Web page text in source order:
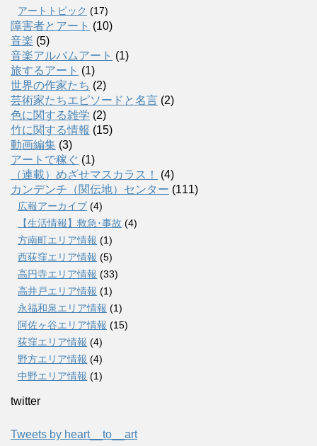
アートトピック (17)
障害者とアート (10)
音楽 (5)
音楽アルバムアート (1)
旅するアート (1)
世界の作家たち (2)
芸術家たちエピソードと名言 (2)
色に関する雑学 (2)
竹に関する情報 (15)
動画編集 (3)
アートで稼ぐ (1)
（連載）めざせマスカラス！
(4)
カンデンチ（関伝地）センター (111)
広報アーカイブ (4)
【生活情報】救急･事故 (4)
方南町エリア情報 (1)
西荻窪エリア情報 (5)
高円寺エリア情報 (33)
高井戸エリア情報 (1)
永福和泉エリア情報 (1)
阿佐ヶ谷エリア情報 (15)
荻窪エリア情報 (4)
野方エリア情報 (4)
中野エリア情報 (1)
twitter
Tweets by heart__to__art